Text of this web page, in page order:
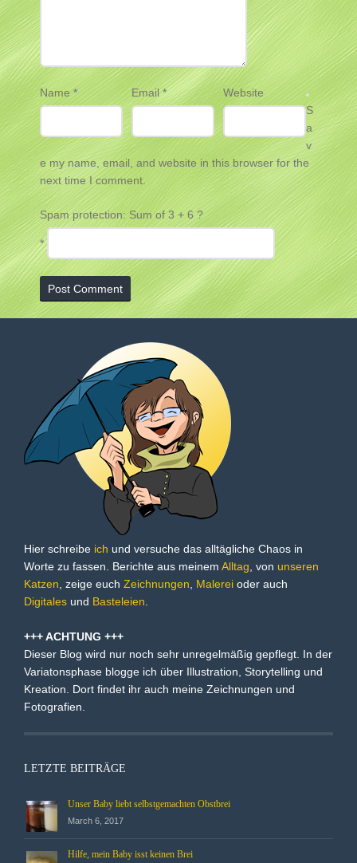
Name* Email*
Website
S
a
v
e my name, email, and website in this browser for the
next time I comment.
Spam protection: Sum of 3 + 6 ?
*
Hier schreibe ich und versuche das alltägliche Chaos in
Worte zu fassen. Berichte aus meinem Alltag , von unseren
Katzen , zeige euch Zeichnungen Malerei oder auch
Digitales und Basteleien
+++ ACHTUNG +++
Dieser Blog wird nur noch sehr unregelmäßig gepflegt. In der
Variatonsphase blogge ich über Illustration, Storytelling und
Kreation. Dort findet ihr auch meine Zeichnungen und
Fotografien.
LETZTE BEITRÄGE
Unser Baby liebt selbstgemachten Obstbrei
March 6, 2017
Hilfe, mein Baby isst keinen Brei